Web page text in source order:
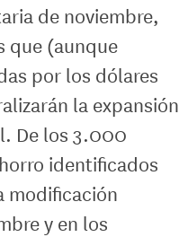
de noviembre,
que (aunque
por los dólares
la expansión
De los 3.000
identificados
modificación
y en los